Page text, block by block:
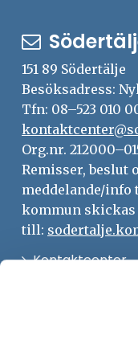
151 89 Södertälje
Besöksadress:
Tfn: 08–523 010
Org.nr.
Remisser, beslut
meddelande/info
kommun skickas
till:
Kontaktcenter